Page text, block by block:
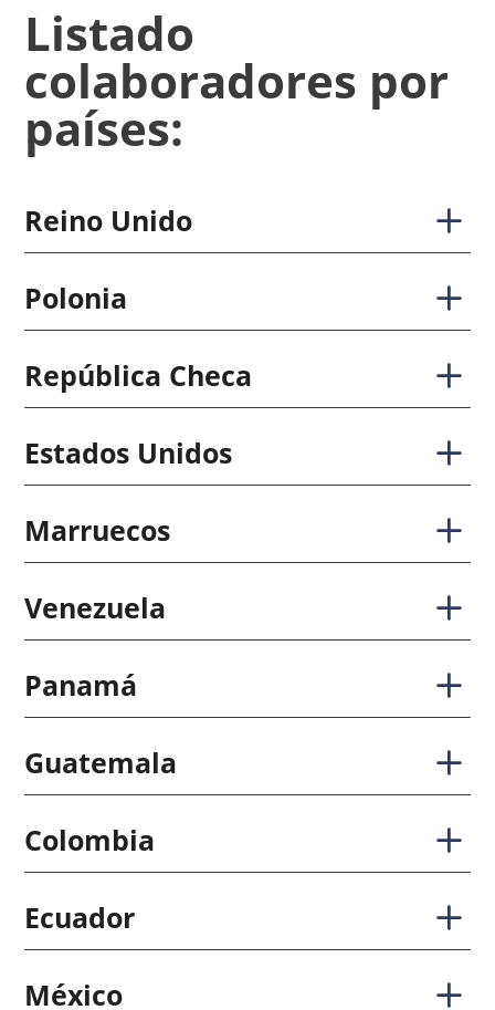
Listado
colaboradores por
países:
Reino Unido
Polonia
República Checa
Estados Unidos
Marruecos
Venezuela
Panamá
Guatemala
Colombia
Ecuador
México